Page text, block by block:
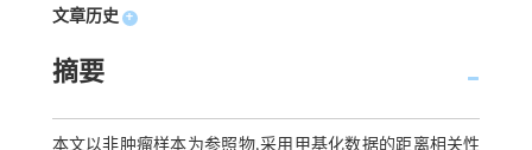
文章历史 +
摘要
本文以非肿瘤样本为参照物,采用甲基化数据的距离相关性